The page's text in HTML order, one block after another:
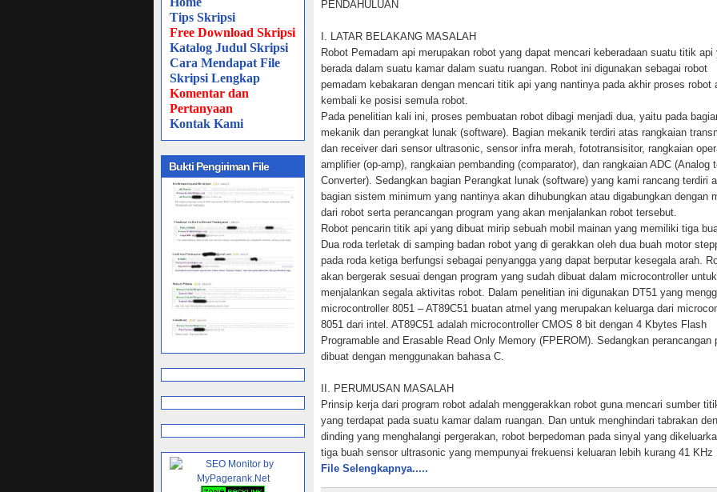
Tips Skripsi
Free Download Skripsi
Katalog Judul Skripsi
Cara Mendapat File
Skripsi Lengkap
Komentar dan
Pertanyaan
Kontak Kami
Bukti Pengiriman File
PENDAHULUAN
I. LATAR BELAKANG MASALAH
Robot Pemadam api merupakan robot yang dapat mencari keberadaan suatu titik api
berada dalam suatu kamar dalam suatu ruangan. Robot ini digunakan sebagai robot
pemadam kebakaran dengan mencari titik api yang nantinya pada akhir proses robot
kembali ke posisi semula robot.
Pada penelitian kali ini, proses pembuatan robot dibagi menjadi dua, yaitu pada
mekanik dan perangkat lunak (software). Bagian mekanik terdiri atas rangkaian
dan receiver dari sensor ultrasonic, sensor infra merah, fototransisitor, rangkaian
amplifier (op-amp), rangkaian pembanding (comparator), dan rangkaian ADC (Analog
Converter). Sedangkan bagian Perangkat lunak (software) yang kami rancang terdiri
bagian sistem minimum yang nantinya akan dihubungkan atau digabungkan dengan
dari robot serta perancangan program yang akan menjalankan robot tersebut.
Robot pencarin titik api yang dibuat mirip sebuah mobil mainan yang memiliki tiga
Dua roda terletak di samping badan robot yang di gerakkan oleh dua buah motor
pada roda ketiga berfungsi sebagai penyangga yang dapat berputar kesegala arah.
akan bergerak sesuai dengan program yang sudah dibuat dalam microcontroller untuk
menjalankan segala aktivitas robot. Dalam penelitian ini digunakan DT51 yang
microcontroller 8051 – AT89C51 buatan atmel yang merupakan keluarga dari
8051 dari intel. AT89C51 adalah microcontroller CMOS 8 bit dengan 4 Kbytes Flash
Programable and Erasable Read Only Memory (FPEROM). Sedangkan perancangan
dibuat dengan menggunakan bahasa C.
II. PERUMUSAN MASALAH
Prinsip kerja dari program robot adalah menggerakkan robot guna mencari sumber
yang terdapat pada suatu kamar dalam ruangan. Dan untuk menghindari tabrakan
dinding yang menghalangi pergerakan, robot berpedoman pada sinyal yang
tiga buah sensor ultrasonic yang mempunyai frekuensi keluaran lebih kurang 41 KHz
sebanyak 12 periode. Ketika pulsa mengenai benda penghalang, pulsa ini dipantulkan,
diterima kembali oleh penerima ultrasonic. Dengan mengukur perbedaan selang
File Selengkapnya.....